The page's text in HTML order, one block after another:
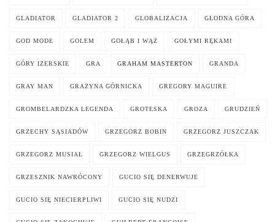
GLADIATOR GLADIATOR 2 GLOBALIZACJA GŁODNA GÓRA
GOD MODE GOLEM GOŁĄB I WĄŻ GOŁYMI RĘKAMI
GÓRY IZERSKIE GRA GRAHAM MASTERTON GRANDA
GRAY MAN GRAŻYNA GÓRNICKA GREGORY MAGUIRE
GROMBELARDZKA LEGENDA GROTESKA GROZA GRUDZIEŃ
GRZECHY SĄSIADÓW GRZEGORZ BOBIN GRZEGORZ JUSZCZAK
GRZEGORZ MUSIAŁ GRZEGORZ WIELGUS GRZEGRZÓŁKA
GRZESZNIK NAWRÓCONY GUCIO SIĘ DENERWUJE
GUCIO SIĘ NIECIERPLIWI GUCIO SIĘ NUDZI